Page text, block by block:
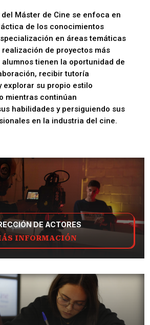
del Máster de Cine se enfoca en
de los conocimientos
en áreas temáticas
de proyectos más
alumnos tienen la oportunidad de
recibir tutoría
explorar su propio estilo
mientras continúan
habilidades y persiguiendo sus
en la industria del cine.
DE ACTORES
INFORMACIÓN